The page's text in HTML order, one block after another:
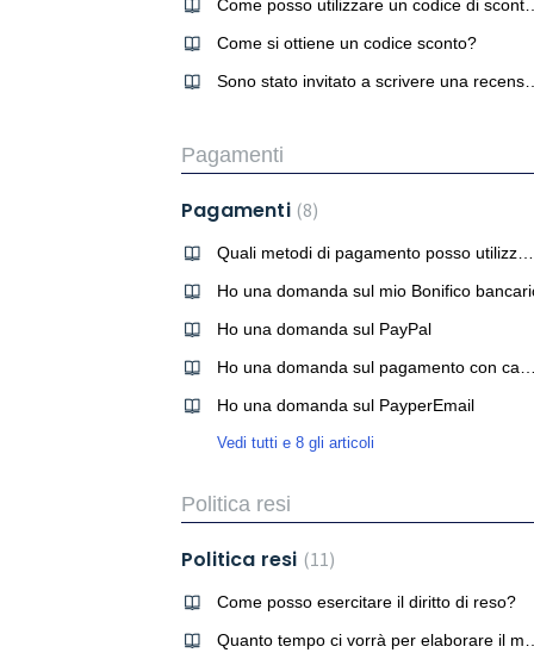
Come si ottiene un codice sconto?
Pagamenti
Pagamenti 8
Ho una domanda sul mio Bonifico
Ho una domanda sul PayPal
Ho una domanda sul PayperEmail
Vedi tutti e 8 gli articoli
Politica resi
Politica resi 11
Come posso esercitare il diritto di reso?